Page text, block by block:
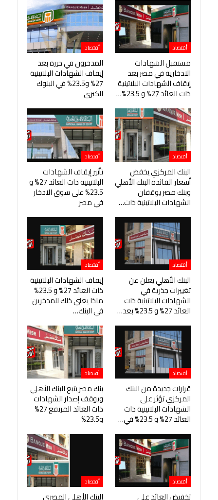
أقتصاد
مستقبل الشهادات
الادخارية في مصر بعد
إيقاف الشهادات البلاتينية
ذات العائد 27% و 23.5%…
أقتصاد
المدخرون في حيرة بعد
إيقاف الشهادات البلاتينية
27% و23.5% في البنوك
الكبرى
أقتصاد
البنك المركزي يخفض
أسعار الفائدة البنك الأهلي
وبنك مصر يوقفان
الشهادات البلاتينية ذات…
أقتصاد
تأثير إيقاف الشهادات
البلاتينية ذات العائد 27% و
23.5% على سوق الادخار
في مصر
أقتصاد
البنك الأهلي يعلن عن
تغييرات جذرية في
الشهادات البلاتينية ذات
العائد 27% و 23.5% بعد…
أقتصاد
إيقاف الشهادات البلاتينية
ذات العائد 27% و 23.5%
ماذا يعني ذلك للمدخرين
في البنك…
أقتصاد
قرارات جديدة من البنك
المركزي تؤثر على
الشهادات البلاتينية ذات
العائد 27% و 23.5% في…
أقتصاد
بنك مصر يتبع البنك الأهلي
ويوقف إصدار الشهادات
ذات العائد المرتفع 27%
و23.5%
أقتصاد
تخفيض العائد على
أقتصاد
البنك الأهلي المصري